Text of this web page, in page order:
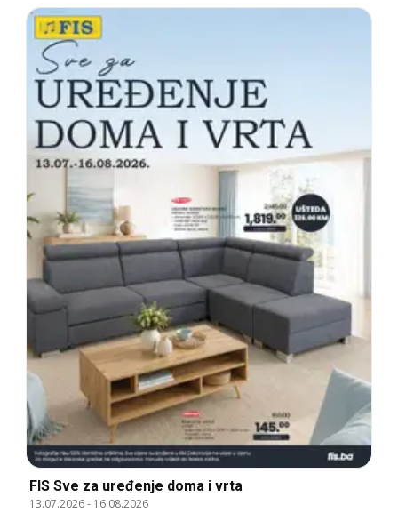
FIS Sve za uređenje doma i vrta
13.07.2026- 16.08.2026